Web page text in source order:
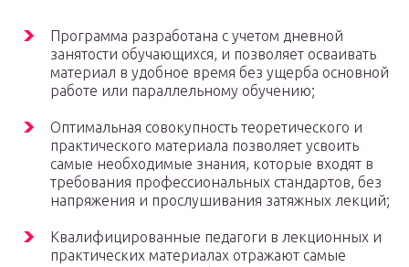
Программа разработана с учетом дневной
занятости обучающихся, и позволяет осваивать
материал в удобное время без ущерба основной
работе или параллельному обучению;
Оптимальная совокупность теоретического и
практического материала позволяет усвоить
самые необходимые знания, которые входят в
требования профессиональных стандартов, без
напряжения и прослушивания затяжных лекций;
Квалифицированные педагоги в лекционных и
практических материалах отражают самые